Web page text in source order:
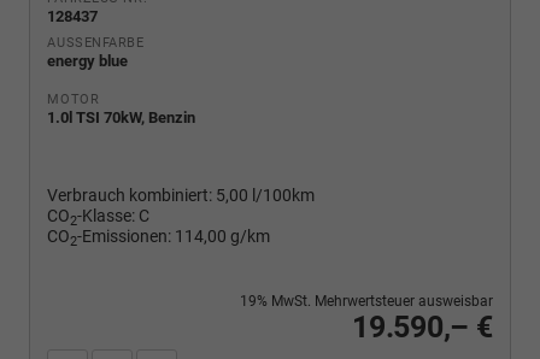
128437
AUSSENFARBE
energy blue
MOTOR
1.0l TSI 70kW, Benzin
Verbrauch kombiniert: 5,00 l/100km
CO2-Klasse: C
CO2-Emissionen: 114,00 g/km
19.590,– €
19% MwSt. Mehrwertsteuer ausweisbar